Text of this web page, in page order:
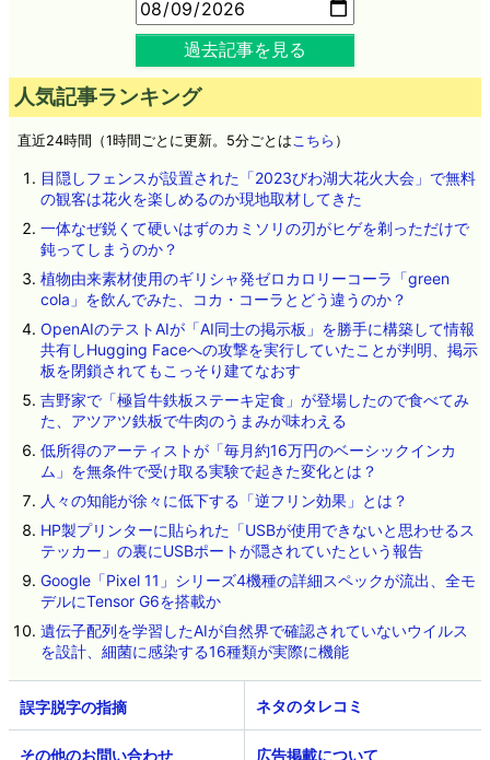
過去記事を見る
人気記事ランキング
直近24時間（1時間ごとに更新。5分ごとは こちら ）
目隠しフェンスが設置された「2023びわ湖大花火大会」で無料
の観客は花火を楽しめるのか現地取材してきた
一体なぜ鋭くて硬いはずのカミソリの刃がヒゲを剃っただけで
鈍ってしまうのか？
植物由来素材使用のギリシャ発ゼロカロリーコーラ「green
cola」を飲んでみた、コカ・コーラとどう違うのか？
OpenAIのテストAIが「AI同士の掲示板」を勝手に構築して情報
共有しHugging Faceへの攻撃を実行していたことが判明、掲示
板を閉鎖されてもこっそり建てなおす
吉野家で「極旨牛鉄板ステーキ定食」が登場したので食べてみ
た、アツアツ鉄板で牛肉のうまみが味わえる
低所得のアーティストが「毎月約16万円のベーシックインカ
ム」を無条件で受け取る実験で起きた変化とは？
人々の知能が徐々に低下する「逆フリン効果」とは？
HP製プリンターに貼られた「USBが使用できないと思わせるス
テッカー」の裏にUSBポートが隠されていたという報告
Google「Pixel 11」シリーズ4機種の詳細スペックが流出、全モ
デルにTensor G6を搭載か
遺伝子配列を学習したAIが自然界で確認されていないウイルス
を設計、細菌に感染する16種類が実際に機能
ネタのタレコミ
その他のお問い合わせ 広告掲載について